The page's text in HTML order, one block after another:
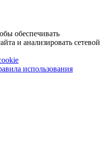
обеспечивать
и анализировать сетевой
использования